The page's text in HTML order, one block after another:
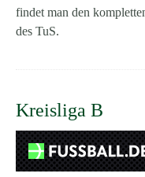
findet man den
des TuS.
Kreisliga B